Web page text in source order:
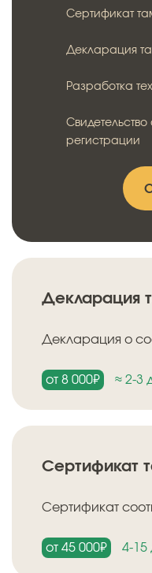
Сертификат
Декларация
Разработка
Свидетельство
регистрации
Декларация
Декларация о
от 8 000₽ ≈ 2-3
Сертификат
Сертификат
от 45 000₽ 4-15